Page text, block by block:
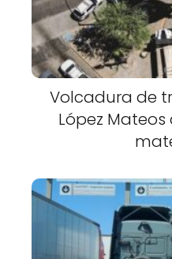
Volcadura de
López